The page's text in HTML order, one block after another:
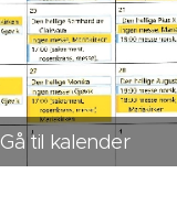
Gå til kalender